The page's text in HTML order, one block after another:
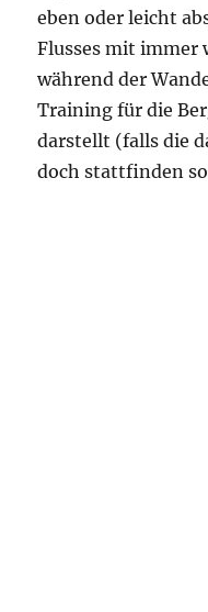
eben oder leicht
Flusses mit immer
während der
Training für die
darstellt (falls die
doch stattfinden